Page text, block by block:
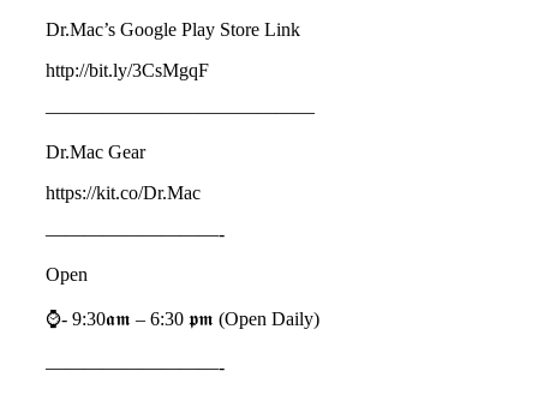
Dr.Mac’s Google Play Store Link
http://bit.ly/3CsMgqF
——————————————
Dr.Mac Gear
https://kit.co/Dr.Mac
—————————-
Open
⌚️- 9:30𝖆𝖒 – 6:30 𝖕𝖒 (Open Daily)
—————————-